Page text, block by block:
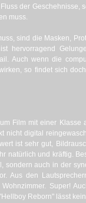
der Geschehnisse,
muss.
sind die Masken,
hervorragend
Auch wenn die
so findet sich
Film mit einer Klasse
nicht digital
ist sehr gut,
natürlich und kräftig.
sondern auch in der
Aus den
Super!
Reborn" lässt